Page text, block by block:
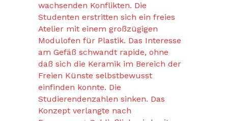
wachsenden Konflikten. Die
Studenten erstritten sich ein freies
Atelier mit einem großzügigen
Modulofen für Plastik. Das Interesse
am Gefäß schwandt rapide, ohne
daß sich die Keramik im Bereich der
Freien Künste selbstbewusst
einfinden konnte. Die
Studierendenzahlen sinken. Das
Konzept verlangte nach